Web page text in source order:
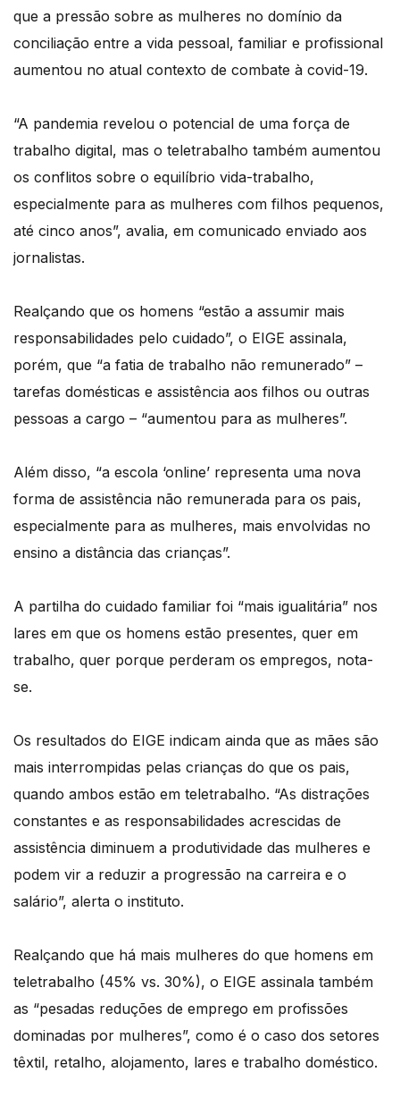
que a pressão sobre as mulheres no domínio da
conciliação entre a vida pessoal, familiar e profissional
aumentou no atual contexto de combate à covid-19.
“A pandemia revelou o potencial de uma força de
trabalho digital, mas o teletrabalho também aumentou
os conflitos sobre o equilíbrio vida-trabalho,
especialmente para as mulheres com filhos pequenos,
até cinco anos”, avalia, em comunicado enviado aos
jornalistas.
Realçando que os homens “estão a assumir mais
responsabilidades pelo cuidado”, o EIGE assinala,
porém, que “a fatia de trabalho não remunerado” –
tarefas domésticas e assistência aos filhos ou outras
pessoas a cargo – “aumentou para as mulheres”.
Além disso, “a escola ‘online’ representa uma nova
forma de assistência não remunerada para os pais,
especialmente para as mulheres, mais envolvidas no
ensino a distância das crianças”.
A partilha do cuidado familiar foi “mais igualitária” nos
lares em que os homens estão presentes, quer em
trabalho, quer porque perderam os empregos, nota-
se.
Os resultados do EIGE indicam ainda que as mães são
mais interrompidas pelas crianças do que os pais,
quando ambos estão em teletrabalho. “As distrações
constantes e as responsabilidades acrescidas de
assistência diminuem a produtividade das mulheres e
podem vir a reduzir a progressão na carreira e o
salário”, alerta o instituto.
Realçando que há mais mulheres do que homens em
teletrabalho (45% vs. 30%), o EIGE assinala também
as “pesadas reduções de emprego em profissões
dominadas por mulheres”, como é o caso dos setores
têxtil, retalho, alojamento, lares e trabalho doméstico.